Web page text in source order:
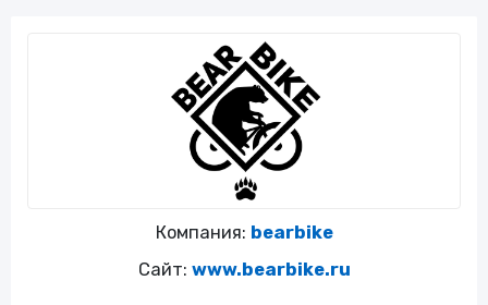
Компания: bearbike
Сайт: www.bearbike.ru